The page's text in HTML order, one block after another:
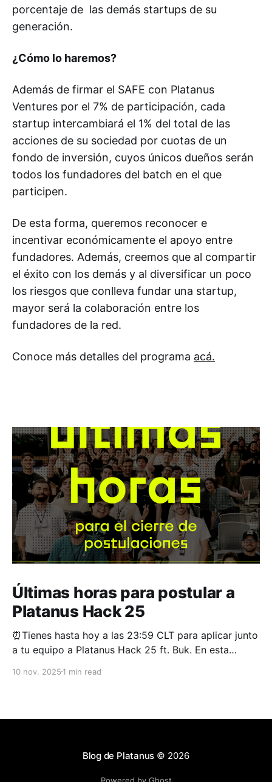
porcentaje de las demás startups de su
generación.
¿Cómo lo haremos?
Además de firmar el SAFE con Platanus
Ventures por el 7% de participación, cada
startup intercambiará el 1% del total de las
acciones de su sociedad por cuotas de un
fondo de inversión, cuyos únicos dueños serán
todos los fundadores del batch en el que
participen.
De esta forma, queremos reconocer e
incentivar económicamente el apoyo entre
fundadores. Además, creemos que al compartir
el éxito con los demás y al diversificar un poco
los riesgos que conlleva fundar una startup,
mayor será la colaboración entre los
fundadores de la red.
Conoce más detalles del programa acá.
Últimas horas para postular a
Platanus Hack 25
⏰Tienes hasta hoy a las 23:59 CLT para aplicar junto
a tu equipo a Platanus Hack 25 ft. Buk. En esta
de Latam para ir de cero a producto en 36 horas. La
10 nov. 2025 1 min read
Blog de Platanus © 2026